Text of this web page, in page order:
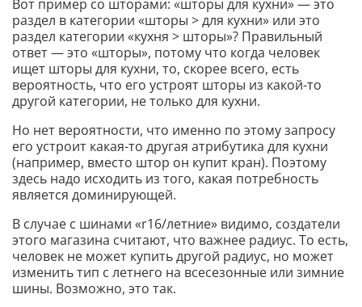
Вот пример со шторами: «шторы для кухни» — это
раздел в категории «шторы > для кухни» или это
раздел категории «кухня > шторы»? Правильный
ответ — это «шторы», потому что когда человек
ищет шторы для кухни, то, скорее всего, есть
вероятность, что его устроят шторы из какой-то
другой категории, не только для кухни.
Но нет вероятности, что именно по этому запросу
его устроит какая-то другая атрибутика для кухни
(например, вместо штор он купит кран). Поэтому
здесь надо исходить из того, какая потребность
является доминирующей.
В случае с шинами «r16/летние» видимо, создатели
этого магазина считают, что важнее радиус. То есть,
человек не может купить другой радиус, но может
изменить тип с летнего на всесезонные или зимние
шины. Возможно, это так.